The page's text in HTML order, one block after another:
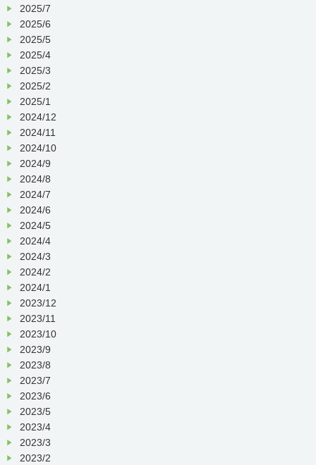
2025/7
2025/6
2025/5
2025/4
2025/3
2025/2
2025/1
2024/12
2024/11
2024/10
2024/9
2024/8
2024/7
2024/6
2024/5
2024/4
2024/3
2024/2
2024/1
2023/12
2023/11
2023/10
2023/9
2023/8
2023/7
2023/6
2023/5
2023/4
2023/3
2023/2